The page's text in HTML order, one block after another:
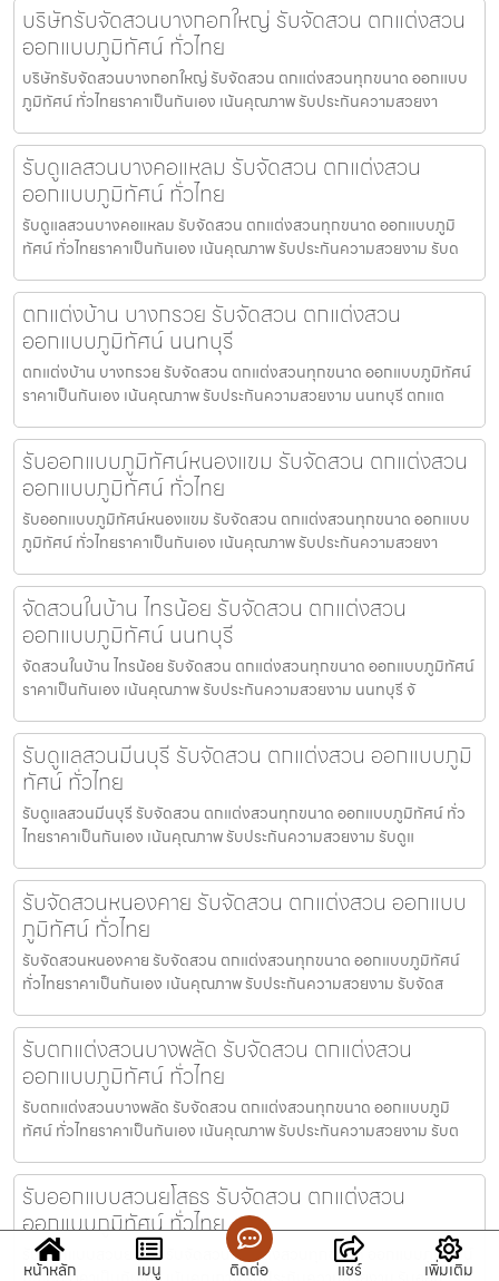
บริษัทรับจัดสวนบางกอกใหญ่ รับจัดสวน ตกแต่งสวน
ออกแบบภูมิทัศน์ ทั่วไทย
บริษัทรับจัดสวนบางกอกใหญ่ รับจัดสวน ตกแต่งสวนทุกขนาด ออกแบบ
ภูมิทัศน์ ทั่วไทยราคาเป็นกันเอง เน้นคุณภาพ รับประกันความสวยงา
รับดูแลสวนบางคอแหลม รับจัดสวน ตกแต่งสวน
ออกแบบภูมิทัศน์ ทั่วไทย
รับดูแลสวนบางคอแหลม รับจัดสวน ตกแต่งสวนทุกขนาด ออกแบบภูมิ
ทัศน์ ทั่วไทยราคาเป็นกันเอง เน้นคุณภาพ รับประกันความสวยงาม รับด
ตกแต่งบ้าน บางกรวย รับจัดสวน ตกแต่งสวน
ออกแบบภูมิทัศน์ นนทบุรี
ตกแต่งบ้าน บางกรวย รับจัดสวน ตกแต่งสวนทุกขนาด ออกแบบภูมิทัศน์
ราคาเป็นกันเอง เน้นคุณภาพ รับประกันความสวยงาม นนทบุรี ตกแต
รับออกแบบภูมิทัศน์หนองแขม รับจัดสวน ตกแต่งสวน
ออกแบบภูมิทัศน์ ทั่วไทย
รับออกแบบภูมิทัศน์หนองแขม รับจัดสวน ตกแต่งสวนทุกขนาด ออกแบบ
ภูมิทัศน์ ทั่วไทยราคาเป็นกันเอง เน้นคุณภาพ รับประกันความสวยงา
จัดสวนในบ้าน ไทรน้อย รับจัดสวน ตกแต่งสวน
ออกแบบภูมิทัศน์ นนทบุรี
จัดสวนในบ้าน ไทรน้อย รับจัดสวน ตกแต่งสวนทุกขนาด ออกแบบภูมิทัศน์
ราคาเป็นกันเอง เน้นคุณภาพ รับประกันความสวยงาม นนทบุรี จั
รับดูแลสวนมีนบุรี รับจัดสวน ตกแต่งสวน ออกแบบภูมิ
ทัศน์ ทั่วไทย
รับดูแลสวนมีนบุรี รับจัดสวน ตกแต่งสวนทุกขนาด ออกแบบภูมิทัศน์ ทั่ว
ไทยราคาเป็นกันเอง เน้นคุณภาพ รับประกันความสวยงาม รับดูแ
รับจัดสวนหนองคาย รับจัดสวน ตกแต่งสวน ออกแบบ
ภูมิทัศน์ ทั่วไทย
รับจัดสวนหนองคาย รับจัดสวน ตกแต่งสวนทุกขนาด ออกแบบภูมิทัศน์
ทั่วไทยราคาเป็นกันเอง เน้นคุณภาพ รับประกันความสวยงาม รับจัดส
รับตกแต่งสวนบางพลัด รับจัดสวน ตกแต่งสวน
ออกแบบภูมิทัศน์ ทั่วไทย
รับตกแต่งสวนบางพลัด รับจัดสวน ตกแต่งสวนทุกขนาด ออกแบบภูมิ
ทัศน์ ทั่วไทยราคาเป็นกันเอง เน้นคุณภาพ รับประกันความสวยงาม รับต
รับออกแบบสวนยโสธร รับจัดสวน ตกแต่งสวน
ออกแบบภูมิทัศน์ ทั่วไทย
รับออกแบบสวนยโสธร รับจัดสวน ตกแต่งสวนทุกขนาด ออกแบบภูมิทัศน์
หน้าหลัก เมนู ติดต่อ แชร์ เพิ่มเติม